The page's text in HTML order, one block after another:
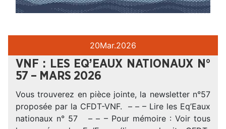
20Mar.2026
VNF : LES EQ’EAUX NATIONAUX N°
57 – MARS 2026
Vous trouverez en pièce jointe, la newsletter n°57
proposée par la CFDT-VNF. – – – Lire les Eq’Eaux
nationaux n° 57 – – – Pour mémoire : Voir tous